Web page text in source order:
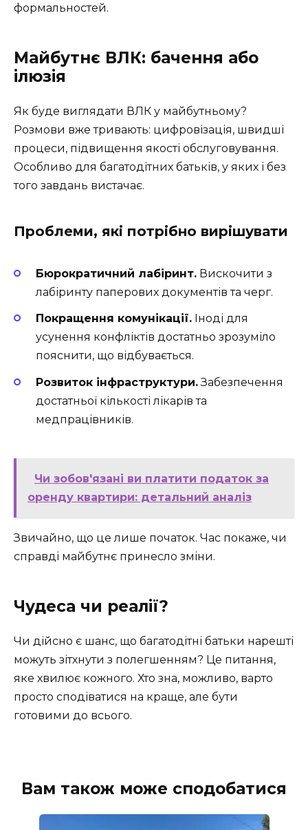
формальностей.
Майбутнє ВЛК: бачення або
ілюзія
Як буде виглядати ВЛК у майбутньому?
Розмови вже тривають: цифровізація, швидші
процеси, підвищення якості обслуговування.
Особливо для багатодітних батьків, у яких і без
того завдань вистачає.
Проблеми, які потрібно вирішувати
Бюрократичний лабіринт. Вискочити з
лабіринту паперових документів та черг.
Покращення комунікації. Іноді для
усунення конфліктів достатньо зрозуміло
пояснити, що відбувається.
Розвиток інфраструктури.Забезпечення
достатньої кількості лікарів та
медпрацівників.
Чи зобов'язані ви платити податок за
оренду квартири: детальний аналіз
Звичайно, що це лише початок. Час покаже, чи
справді майбутнє принесло зміни.
Чудеса чи реалії?
Чи дійсно є шанс, що багатодітні батьки нарешті
можуть зітхнути з полегшенням? Це питання,
яке хвилює кожного. Хто зна, можливо, варто
просто сподіватися на краще, але бути
готовими до всього.
Вам також може сподобатися